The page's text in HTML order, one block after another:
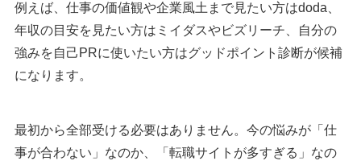
例えば、仕事の価値観や企業風土まで見たい方はdoda、
年収の目安を見たい方はミイダスやビズリーチ、自分の
強みを自己PRに使いたい方はグッドポイント診断が候補
になります。
最初から全部受ける必要はありません。今の悩みが「仕
事が合わない」なのか、「転職サイトが多すぎる」なの